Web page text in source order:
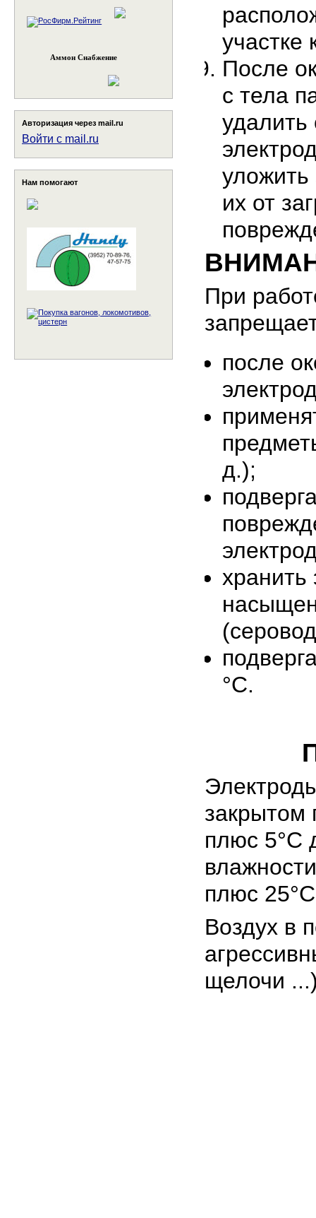
Аммон Снабжение
Авторизация через mail.ru
Войти с mail.ru
Нам помогают
участке
После
с тела
удалить
их от
При
после
д.);
°С.
закрытом
плюс 5°С
плюс
Воздух в
щелочи